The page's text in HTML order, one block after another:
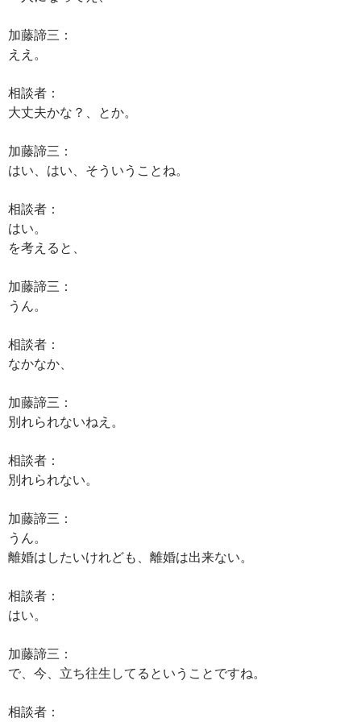
加藤諦三：
ええ。
相談者：
大丈夫かな？、とか。
加藤諦三：
はい、はい、そういうことね。
相談者：
はい。
を考えると、
加藤諦三：
うん。
相談者：
なかなか、
加藤諦三：
別れられないねえ。
相談者：
別れられない。
加藤諦三：
うん。
離婚はしたいけれども、離婚は出来ない。
相談者：
はい。
加藤諦三：
で、今、立ち往生してるということですね。
相談者：